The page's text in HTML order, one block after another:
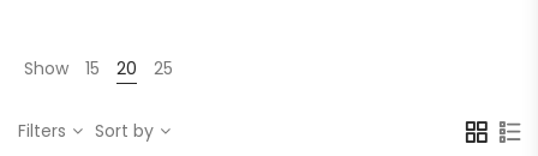
Show 15 20 25
Filters Sort by